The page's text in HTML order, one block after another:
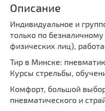
Описание
Индивидуальное и
только по
физических лиц),
Тир в Минске:
Курсы стрельбы,
Комфорт, большой
пневматического и